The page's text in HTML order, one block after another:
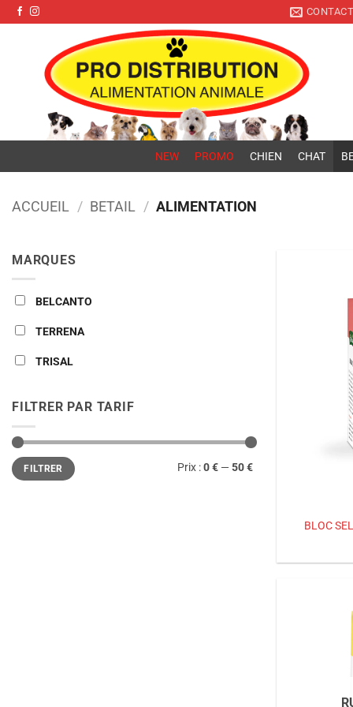
Pro Distribution
Passer
au
CONTACT
NEW PROMO CHIEN CHAT
ACCUEIL / BETAIL / ALIMENTATION
MARQUES
BELCANTO
TERRENA
TRISAL
FILTRER PAR TARIF
Prix
min
Prix
maxFILTRER Prix :0 € — 50 €
BLOC